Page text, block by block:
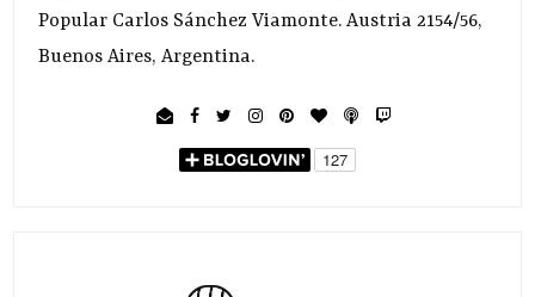
Popular Carlos Sánchez Viamonte. Austria 2154/56,
Buenos Aires, Argentina.